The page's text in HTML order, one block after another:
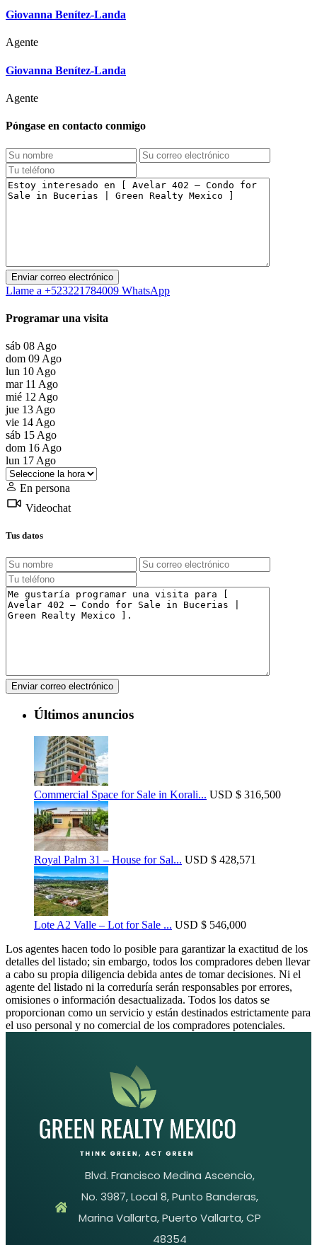
Giovanna Benítez-Landa
Agente
Giovanna Benítez-Landa
Agente
Póngase en contacto conmigo
Llame a +523221784009 WhatsApp
Programar una visita
sáb 08 Ago
dom 09 Ago
lun 10 Ago
mar 11 Ago
mié 12 Ago
jue 13 Ago
vie 14 Ago
sáb 15 Ago
dom 16 Ago
lun 17 Ago
En persona
Videochat
Tus datos
Últimos anuncios
Commercial Space for Sale in Korali... USD $ 316,500
Royal Palm 31 – House for Sal... USD $ 428,571
Lote A2 Valle – Lot for Sale ... USD $ 546,000
Los agentes hacen todo lo posible para garantizar la exactitud de los
detalles del listado; sin embargo, todos los compradores deben llevar
a cabo su propia diligencia debida antes de tomar decisiones. Ni el
agente del listado ni la correduría serán responsables por errores,
omisiones o información desactualizada. Todos los datos se
proporcionan como un servicio y están destinados estrictamente para
el uso personal y no comercial de los compradores potenciales.
Blvd. Francisco Medina Ascencio,
No. 3987, Local 8, Punto Banderas,
Marina Vallarta, Puerto Vallarta, CP
48354